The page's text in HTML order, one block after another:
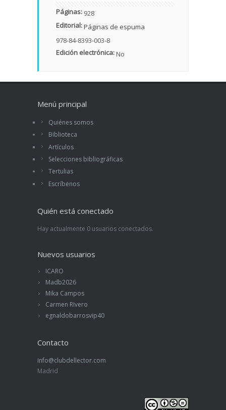
Páginas: 928
Editorial:Páginas de espuma
978-84-8393-003-8
Edición electrónica:No
Menú principal
Quiénes somos
Biblioteca
Artículos
Selecciones bibliográficas
Tertulias
Escríbenos
Quién está conectado
Hay actualmente 0 usuarios conectados.
Nuevos usuarios
ICARO
Madb2026
Mika Campos
Carmen Rivero
egnaldobarrosvip40
Contacto
info@clubdellector.com
Madrid